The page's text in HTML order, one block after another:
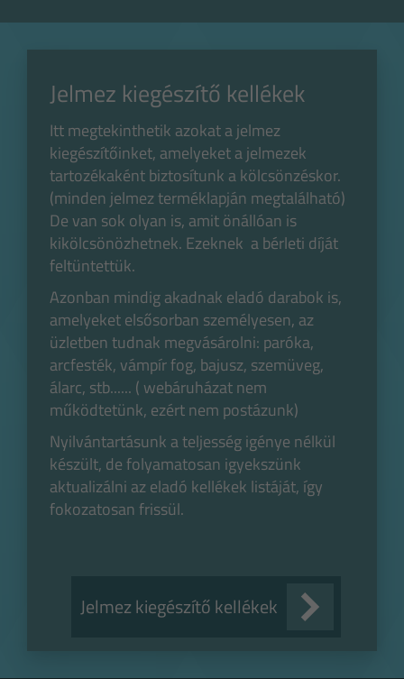
Jelmez kiegészítő kellékek
Itt megtekinthetik azokat a jelmez
kiegészítőinket, amelyeket a jelmezek
tartozékaként biztosítunk a kölcsönzéskor.
(minden jelmez terméklapján megtalálható)
De van sok olyan is, amit önállóan is
kikölcsönözhetnek. Ezeknek a bérleti díját
feltüntettük.
Azonban mindig akadnak eladó darabok is,
amelyeket elsősorban személyesen, az
üzletben tudnak megvásárolni: paróka,
arcfesték, vámpír fog, bajusz, szemüveg,
álarc, stb...... ( webáruházat nem
működtetünk, ezért nem postázunk)
Nyilvántartásunk a teljesség igénye nélkül
készült, de folyamatosan igyekszünk
aktualizálni az eladó kellékek listáját, így
fokozatosan frissül.
Jelmez kiegészítő kellékek